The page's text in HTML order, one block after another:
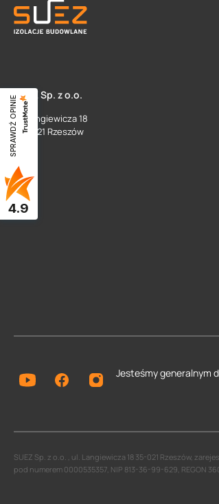
SUEZ Sp. z o.o.
ul. Langiewicza 18
35 - 021 Rzeszów
Jesteśmy generalnym
SUEZ Sp. z o.o. , ul. Langiewicza 18 35-021 Rzeszów,
pod numerem 0000535357, NIP 813-36-99-629, REGON
SPRAWDŹ OPINIE
4.9